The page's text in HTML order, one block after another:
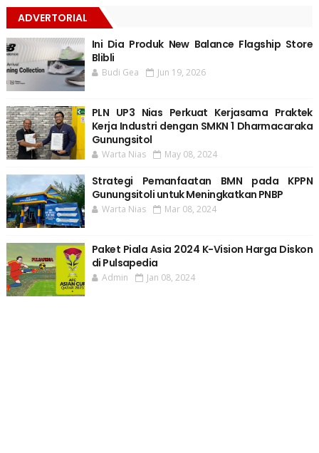
ADVERTORIAL
Ini Dia Produk New Balance Flagship Store
Blibli
Budi Gea Jun 19, 2026
PLN UP3 Nias Perkuat Kerjasama Praktek
Kerja Industri dengan SMKN 1 Dharmacaraka
Gunungsitol
Warta Nias May 08, 2024
Strategi Pemanfaatan BMN pada KPPN
Gunungsitoli untuk Meningkatkan PNBP
Warta Nias Mar 08, 2024
Paket Piala Asia 2024 K-Vision Harga Diskon
di Pulsapedia
Admin Jan 08, 2024